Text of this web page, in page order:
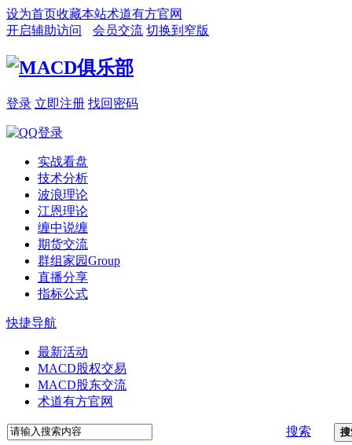
设为首页收藏本站术道有方官网
开启辅助访问
会员交流 切换到窄版
登录 立即注册 找回密码
实战看盘
技术分析
波浪理论
江恩理论
缠中说缠
期货交流
群组家园Group
直播分享
指标公式
快捷导航
最新活动
MACD股权交易
MACD股东交流
术道有方官网
搜索